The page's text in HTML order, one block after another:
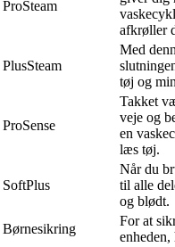
ProSteam
afkrøller
PlusSteam
Med
tøj og
ProSense
Takket
veje og
en
læs tøj.
SoftPlus
Når du
til alle
og blødt.
Børnesikring
For at